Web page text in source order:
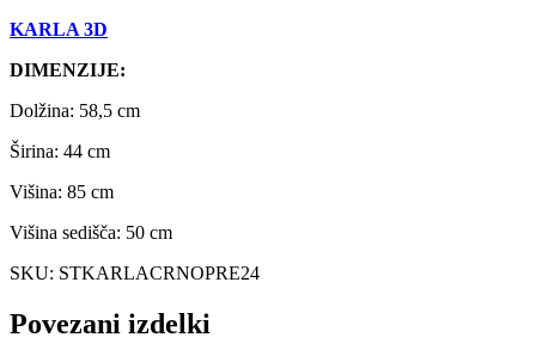
KARLA 3D
DIMENZIJE:
Dolžina: 58,5 cm
Širina: 44 cm
Višina: 85 cm
Višina sedišča: 50 cm
SKU: STKARLACRNOPRE24
Povezani izdelki